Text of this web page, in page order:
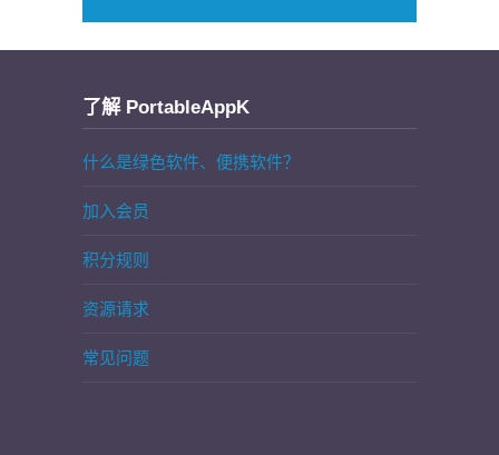
了解 PortableAppK
什么是绿色软件、便携软件？
加入会员
积分规则
资源请求
常见问题